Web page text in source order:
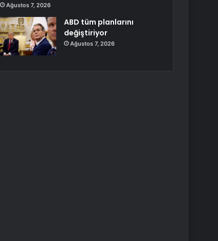
Ağustos 7, 2026
ABD tüm planlarını
değiştiriyor
Ağustos 7, 2026